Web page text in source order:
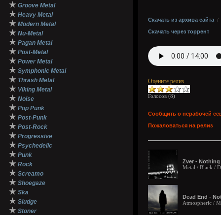
★ Groove Metal
★ Heavy Metal
★ Modern Metal
★ Nu-Metal
★ Pagan Metal
★ Post-Metal
★ Power Metal
★ Symphonic Metal
★ Thrash Metal
★ Viking Metal
★ Noise
★ Pop Punk
★ Post-Punk
★ Post-Rock
★ Progressive
★ Psychedelic
★ Punk
★ Rock
★ Screamo
★ Shoegaze
★ Ska
★ Sludge
★ Stoner
Скачать из архива сайта /
Скачать через торрент
Оцените релиз
Голосов (8)
Сообщить о нерабочей
Пожаловаться на релиз
Zver - Nothing
Metal / Black /
Dead End -
Atmospheric /